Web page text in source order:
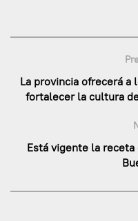
La provincia ofrecerá a
fortalecer la cultura
Está vigente la